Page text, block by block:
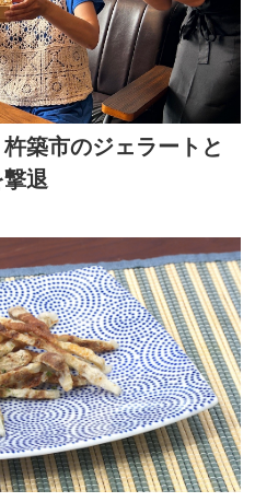
築市のジェラートと
退